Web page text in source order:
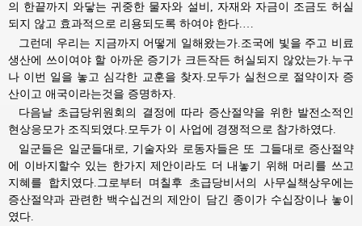
의 한끝까지 와닿는 귀중한 물자와 설비, 자재와 자금이 조금도 허실
되지 않고 효과적으로 리용되도록 하여야 한다.…
그런데 우리는 지금까지 어떻게 일해왔는가.조국에 빛을 주고 비료
생산에 쓰이여야 할 아까운 증기가 크든작든 허실되지 않았는가.누구
나 이번 일을 놓고 심각한 교훈을 찾자.모두가 실천으로 절약이자 증
산이고 애국이라는것을 증명하자.
다음날 초급당위원회의 결정에 따라 증산절약을 위한 발전소적인
현상응모가 조직되였다.모두가 이 사업에 경쟁적으로 참가하였다.
일군들은 일군들대로, 기술자와 로동자들은 또 그들대로 증산절약
에 이바지할수 있는 한가지 제안이라도 더 내놓기 위해 머리를 쓰고
지혜를 합치였다.그로부터 며칠후 초급당비서의 사무실책상우에는
증산절약과 관련한 백수십건의 제안이 담긴 종이가 수십장이나 놓이
였다.